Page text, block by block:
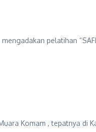
pelatihan
Komam , tepatnya di